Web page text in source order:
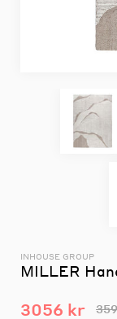
INHOUSE GROUP
MILLER
3056 kr